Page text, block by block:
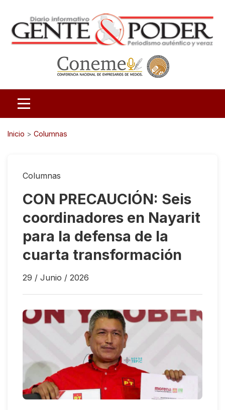
Inicio > Columnas
Columnas
CON PRECAUCIÓN: Seis
coordinadores en Nayarit
para la defensa de la
cuarta transformación
29 / Junio / 2026